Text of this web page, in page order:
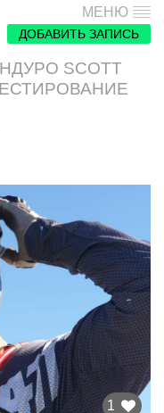
МЕНЮ
ДОБАВИТЬ ЗАПИСЬ
SCOTT
1